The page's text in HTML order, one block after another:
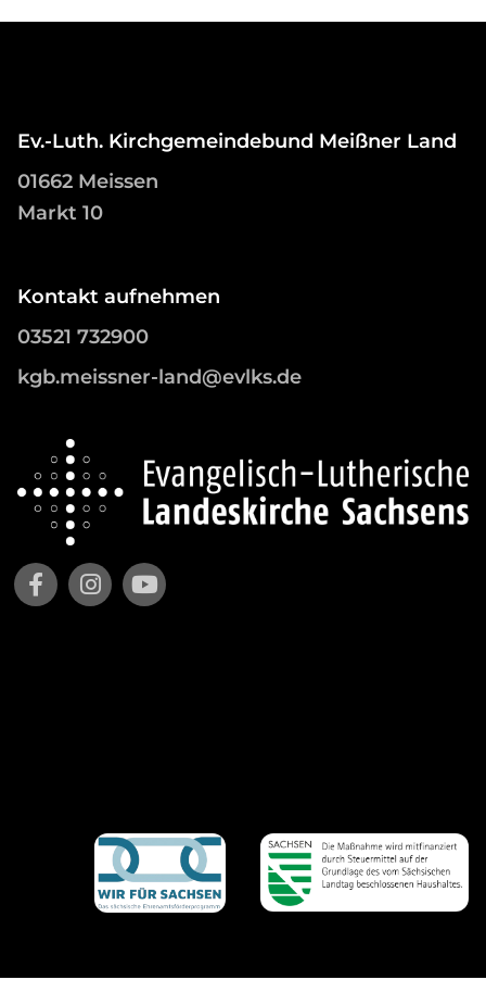
Ev.-Luth. Kirchgemeindebund Meißner Land
01662 Meissen
Markt 10
Kontakt aufnehmen
03521 732900
kgb.meissner-land@evlks.de